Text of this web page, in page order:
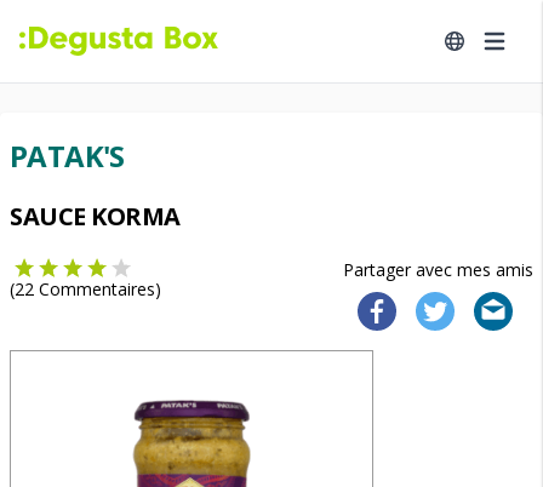
PATAK'S
SAUCE KORMA
Partager avec mes amis
(22 Commentaires)